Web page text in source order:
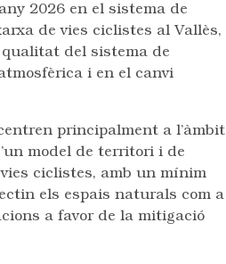
2026 en el sistema de
de vies ciclistes al Vallès,
qualitat del sistema de
i en el canvi
principalment a l’àmbit
model de territori i de
ciclistes, amb un mínim
els espais naturals com a
a favor de la mitigació